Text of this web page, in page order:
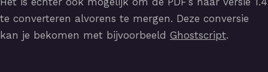
te converteren alvorens te mergen. Deze conversie
kan je bekomen met bijvoorbeeld Ghostscript.